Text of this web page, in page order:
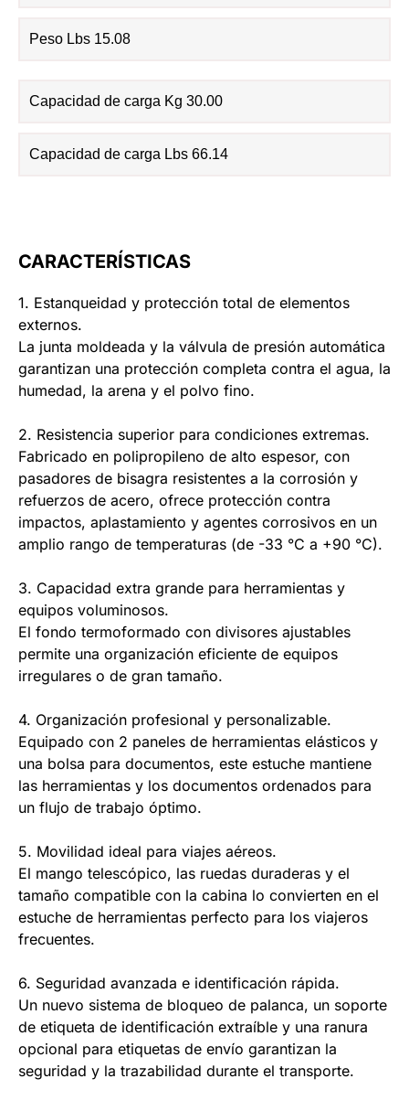
Peso Lbs 15.08
Capacidad de carga Kg 30.00
Capacidad de carga Lbs 66.14
CARACTERÍSTICAS
1. Estanqueidad y protección total de elementos
externos.
La junta moldeada y la válvula de presión automática
garantizan una protección completa contra el agua, la
humedad, la arena y el polvo fino.
2. Resistencia superior para condiciones extremas.
Fabricado en polipropileno de alto espesor, con
pasadores de bisagra resistentes a la corrosión y
refuerzos de acero, ofrece protección contra
impactos, aplastamiento y agentes corrosivos en un
amplio rango de temperaturas (de -33 °C a +90 °C).
3. Capacidad extra grande para herramientas y
equipos voluminosos.
El fondo termoformado con divisores ajustables
permite una organización eficiente de equipos
irregulares o de gran tamaño.
4. Organización profesional y personalizable.
Equipado con 2 paneles de herramientas elásticos y
una bolsa para documentos, este estuche mantiene
las herramientas y los documentos ordenados para
un flujo de trabajo óptimo.
5. Movilidad ideal para viajes aéreos.
El mango telescópico, las ruedas duraderas y el
tamaño compatible con la cabina lo convierten en el
estuche de herramientas perfecto para los viajeros
frecuentes.
6. Seguridad avanzada e identificación rápida.
Un nuevo sistema de bloqueo de palanca, un soporte
de etiqueta de identificación extraíble y una ranura
opcional para etiquetas de envío garantizan la
seguridad y la trazabilidad durante el transporte.